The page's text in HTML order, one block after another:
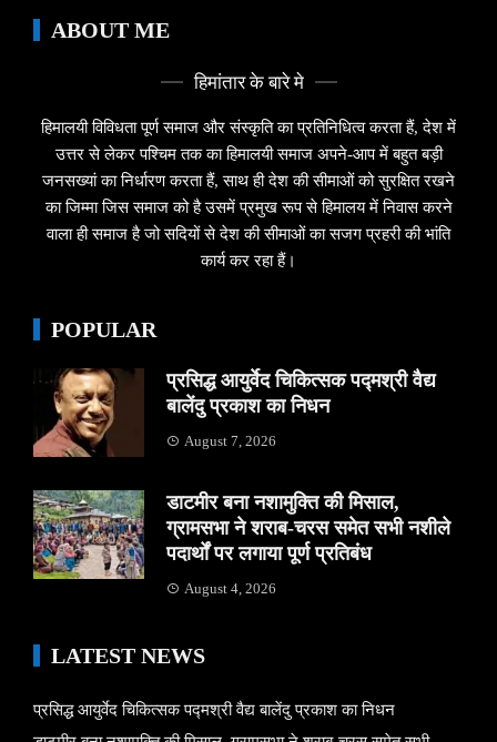
ABOUT ME
हिमांतार के बारे मे
हिमालयी विविधता पूर्ण समाज और संस्कृति का प्रतिनिधित्व करता हैं, देश में
उत्तर से लेकर पश्चिम तक का हिमालयी समाज अपने-आप में बहुत बड़ी
जनसख्यां का निर्धारण करता हैं, साथ ही देश की सीमाओं को सुरक्षित रखने
का जिम्मा जिस समाज को है उसमें प्रमुख रूप से हिमालय में निवास करने
वाला ही समाज है जो सदियों से देश की सीमाओं का सजग प्रहरी की भांति
कार्य कर रहा हैं।
POPULAR
प्रसिद्ध आयुर्वेद चिकित्सक पद्मश्री वैद्य
बालेंदु प्रकाश का निधन
August 7, 2026
डाटमीर बना नशामुक्ति की मिसाल,
ग्रामसभा ने शराब-चरस समेत सभी नशीले
पदार्थों पर लगाया पूर्ण प्रतिबंध
August 4, 2026
LATEST NEWS
प्रसिद्ध आयुर्वेद चिकित्सक पद्मश्री वैद्य बालेंदु प्रकाश का निधन